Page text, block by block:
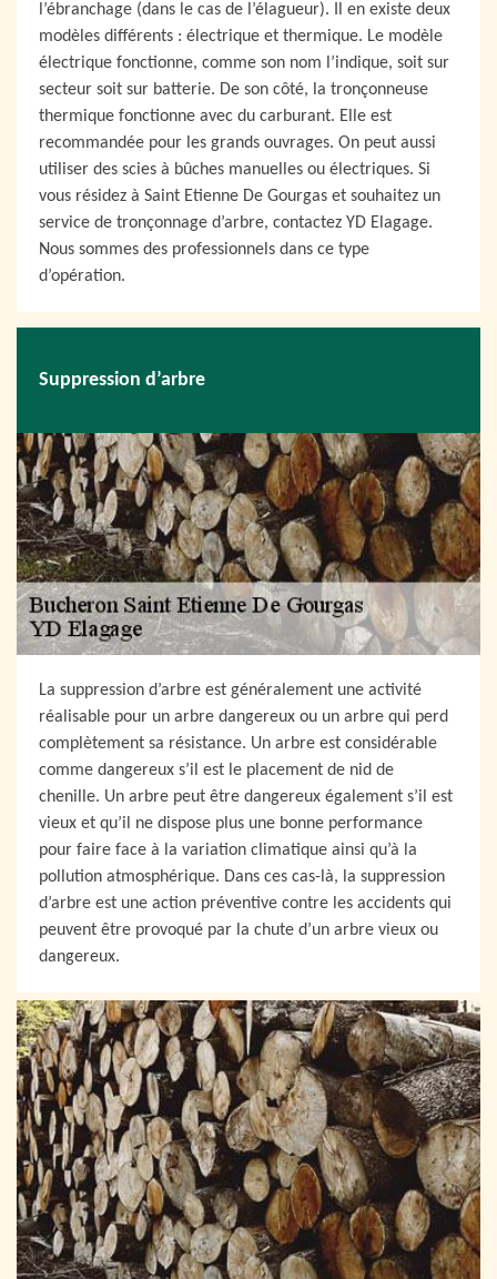
l’ébranchage (dans le cas de l’élagueur). Il en existe deux
modèles différents : électrique et thermique. Le modèle
électrique fonctionne, comme son nom l’indique, soit sur
secteur soit sur batterie. De son côté, la tronçonneuse
thermique fonctionne avec du carburant. Elle est
recommandée pour les grands ouvrages. On peut aussi
utiliser des scies à bûches manuelles ou électriques. Si
vous résidez à Saint Etienne De Gourgas et souhaitez un
service de tronçonnage d’arbre, contactez YD Elagage.
Nous sommes des professionnels dans ce type
d’opération.
Suppression d’arbre
La suppression d’arbre est généralement une activité
réalisable pour un arbre dangereux ou un arbre qui perd
complètement sa résistance. Un arbre est considérable
comme dangereux s’il est le placement de nid de
chenille. Un arbre peut être dangereux également s’il est
vieux et qu’il ne dispose plus une bonne performance
pour faire face à la variation climatique ainsi qu’à la
pollution atmosphérique. Dans ces cas-là, la suppression
d’arbre est une action préventive contre les accidents qui
peuvent être provoqué par la chute d’un arbre vieux ou
dangereux.